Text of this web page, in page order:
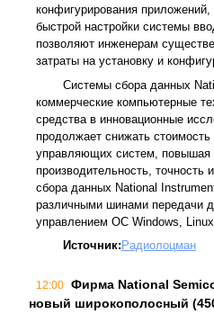
конфигурирования
быстрой настройки системы
позволяют инженерам
затраты на установку и
Системы сбора данных
коммерческие компьютерные
средства в инновационные
продолжает снижать
управляющих систем, повышая
производительность, точность
сбора данных National
различными шинами передачи
управлением ОС Windows,
Источник: Радиолоцман
12:00 Фирма National
новый широкополосный